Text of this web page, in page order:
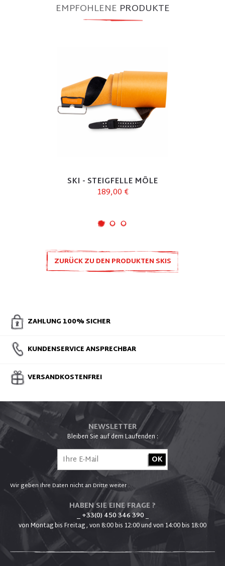
EMPFOHLENE PRODUKTE
SKI - STEIGFELLE MÔLE
189,00 €
ZURÜCK ZU DEN PRODUKTEN SKIS
ZAHLUNG 100% SICHER
KUNDENSERVICE ANSPRECHBAR
VERSANDKOSTENFREI
NEWSLETTER
Bleiben Sie auf dem Laufenden :
Wir geben Ihre Daten nicht an Dritte weiter .
HABEN SIE EINE FRAGE ?
_ +33(0) 450 346 390_
von Montag bis Freitag , von 8:00 bis 12:00 und von 14:00 bis 18:00